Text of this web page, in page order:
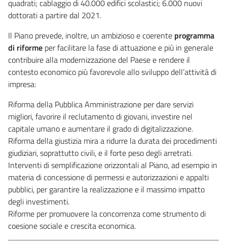
quadrati; cablaggio di 40.000 edifici scolastici; 6.000 nuovi
dottorati a partire dal 2021.
Il Piano prevede, inoltre, un ambizioso e coerente programma
di riforme per facilitare la fase di attuazione e più in generale
contribuire alla modernizzazione del Paese e rendere il
contesto economico più favorevole allo sviluppo dell’attività di
impresa:
Riforma della Pubblica Amministrazione per dare servizi
migliori, favorire il reclutamento di giovani, investire nel
capitale umano e aumentare il grado di digitalizzazione.
Riforma della giustizia mira a ridurre la durata dei procedimenti
giudiziari, soprattutto civili, e il forte peso degli arretrati.
Interventi di semplificazione orizzontali al Piano, ad esempio in
materia di concessione di permessi e autorizzazioni e appalti
pubblici, per garantire la realizzazione e il massimo impatto
degli investimenti.
Riforme per promuovere la concorrenza come strumento di
coesione sociale e crescita economica.